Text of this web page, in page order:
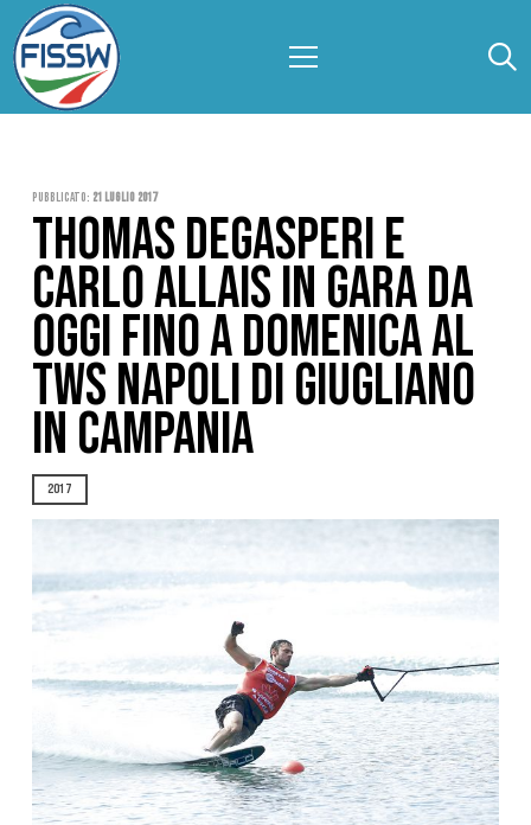
Pubblicato: 21 Luglio 2017
THOMAS DEGASPERI E
CARLO ALLAIS IN GARA DA
OGGI FINO A DOMENICA AL
TWS NAPOLI DI GIUGLIANO
IN CAMPANIA
2017